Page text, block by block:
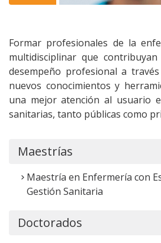
Formar profesionales de la
multidisciplinar que
desempeño profesional a
nuevos conocimientos y
una mejor atención al usuario
sanitarias, tanto públicas como
Maestrías
Maestría en Enfermería con
Gestión Sanitaria
Doctorados